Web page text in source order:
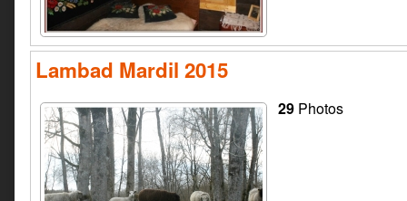
Lambad Mardil 2015
29 Photos